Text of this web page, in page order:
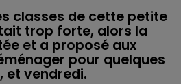
classes de cette petite
trop forte, alors la
et a proposé aux
pour quelques
et vendredi.